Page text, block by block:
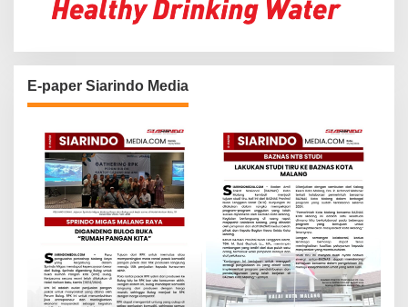
E-paper Siarindo Media